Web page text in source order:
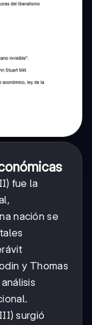
fue la
nación se
y Thomas
surgió